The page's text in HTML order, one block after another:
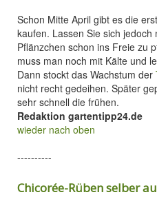
Schon Mitte April gibt es die
kaufen. Lassen Sie sich
Pflänzchen schon ins Freie zu
muss man noch mit Kälte und
Dann stockt das Wachstum der
nicht recht gedeihen. Später
sehr schnell die frühen.
Redaktion gartentipp24.de
wieder nach oben
----------
Chicorée-Rüben selber